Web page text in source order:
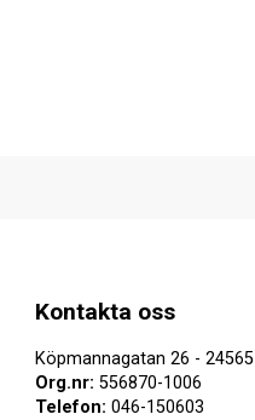
Kontakta oss
Köpmannagatan 26 -
Org.nr: 556870-1006
Telefon: 046-150603